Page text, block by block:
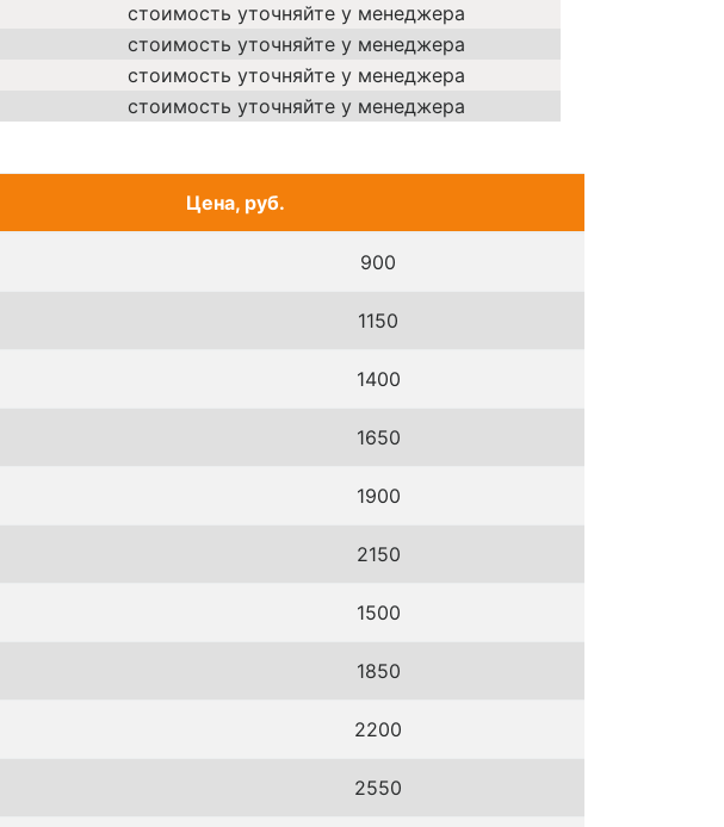
стоимость уточняйте у менеджера
стоимость уточняйте у менеджера
стоимость уточняйте у менеджера
стоимость уточняйте у менеджера
Цена, руб.
900
1150
1400
1650
1900
2150
1500
1850
2200
2550